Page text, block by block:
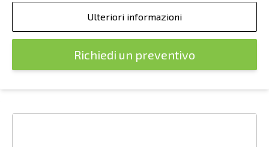
Ulteriori informazioni
Richiedi un preventivo